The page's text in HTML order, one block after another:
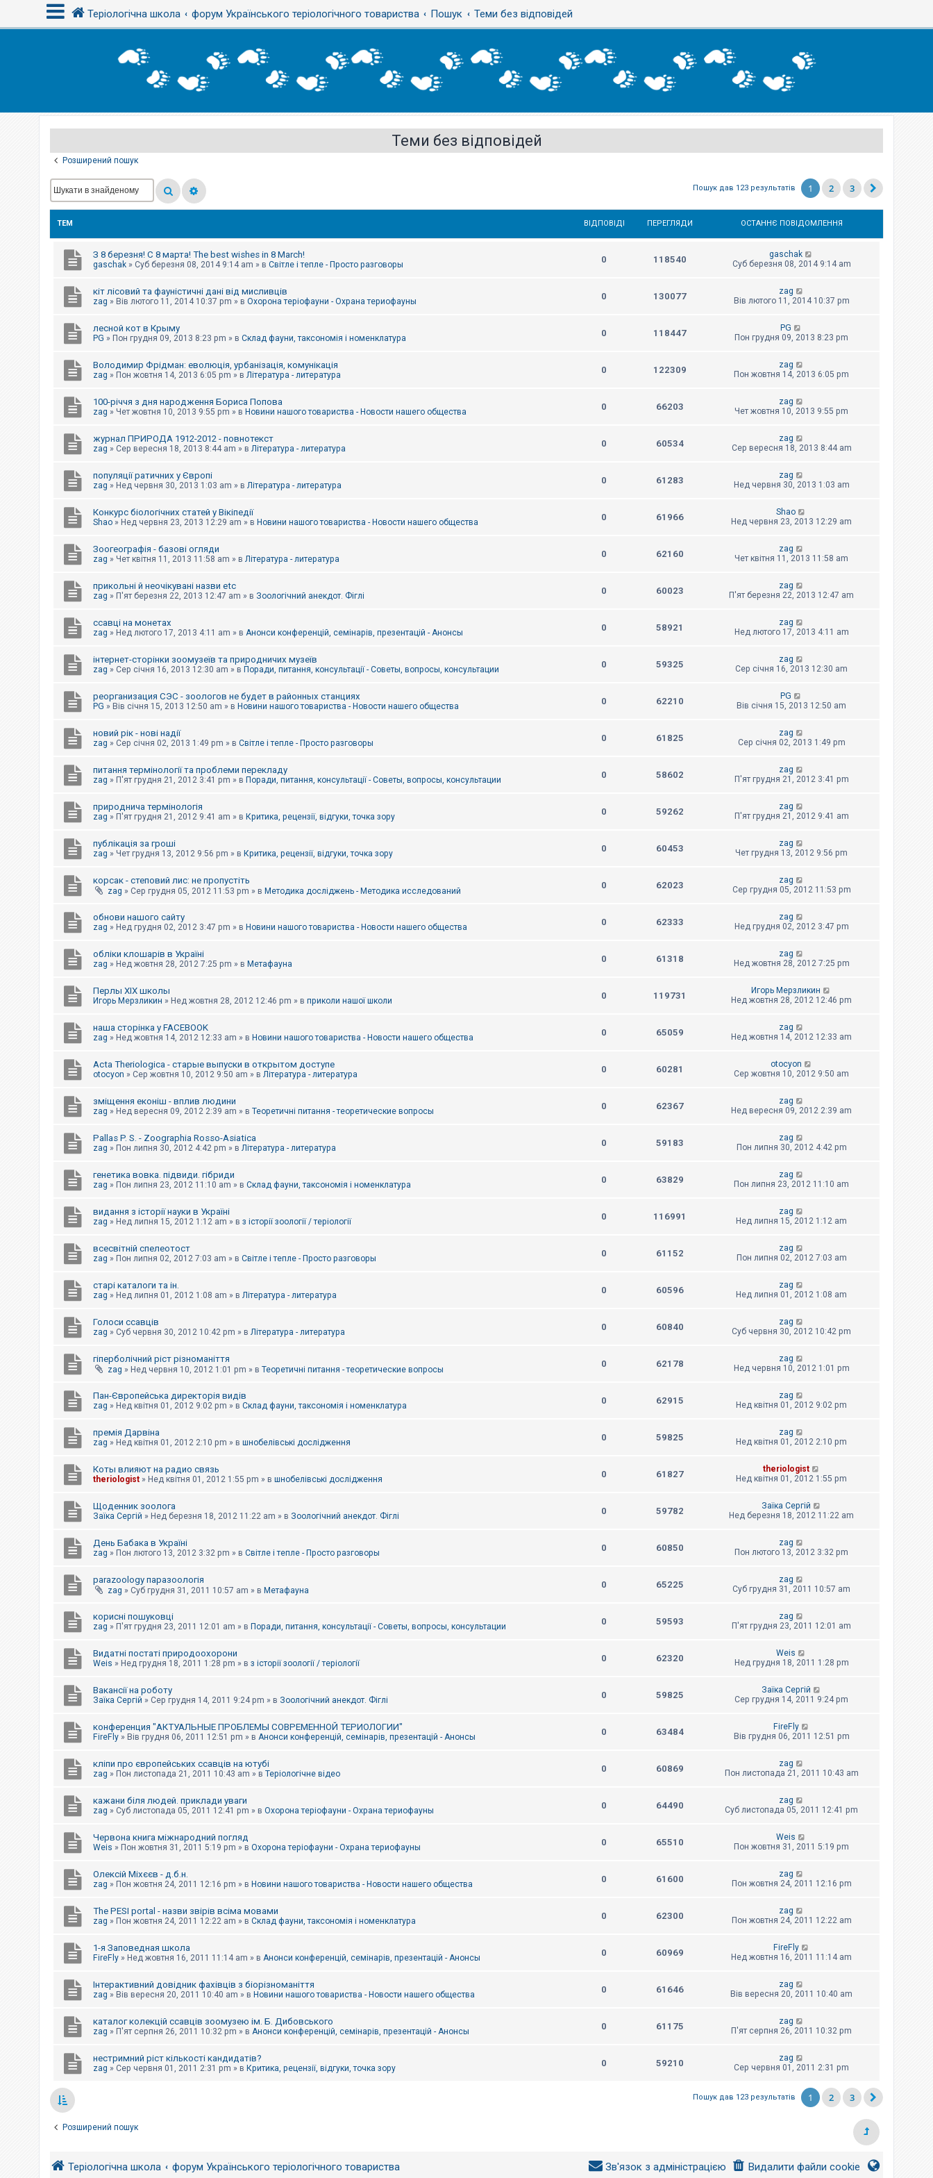
Теріологічна школа форум Українського теріологічного товариства Пошук Теми без відповідей
Теми без відповідей
Розширений пошук
Пошук дав 123 результатів 1 2 3
ТЕМ ВІДПОВІДІ ПЕРЕГЛЯДИ ОСТАННЄ ПОВІДОМЛЕННЯ
З 8 березня! С 8 марта! The best wishes in 8 March!
gaschak » Суб березня 08, 2014 9:14 am » в Світле і тепле - Просто разговоры 0 118540
gaschak
Суб березня 08, 2014 9:14 am
кіт лісовий та фауністичні дані від мисливців
zag » Вів лютого 11, 2014 10:37 pm » в Охорона теріофауни - Охрана териофауны 0 130077
zag
Вів лютого 11, 2014 10:37 pm
лесной кот в Крыму
PG » Пон грудня 09, 2013 8:23 pm » в Склад фауни, таксономія і номенклатура 0 118447
PG
Пон грудня 09, 2013 8:23 pm
Володимир Фрідман: еволюція, урбанізація, комунікація
zag » Пон жовтня 14, 2013 6:05 pm » в Література - литература 0 122309
zag
Пон жовтня 14, 2013 6:05 pm
100-річчя з дня народження Бориса Попова
zag » Чет жовтня 10, 2013 9:55 pm » в Новини нашого товариства - Новости нашего общества 0 66203
zag
Чет жовтня 10, 2013 9:55 pm
журнал ПРИРОДА 1912-2012 - повнотекст
zag » Сер вересня 18, 2013 8:44 am » в Література - литература 0 60534
zag
Сер вересня 18, 2013 8:44 am
популяції ратичних у Європі
zag » Нед червня 30, 2013 1:03 am » в Література - литература 0 61283
zag
Нед червня 30, 2013 1:03 am
Конкурс біологічних статей у Вікіпедії
Shao » Нед червня 23, 2013 12:29 am » в Новини нашого товариства - Новости нашего общества 0 61966
Shao
Нед червня 23, 2013 12:29 am
Зоогеографія - базові огляди
zag » Чет квітня 11, 2013 11:58 am » в Література - литература 0 62160
zag
Чет квітня 11, 2013 11:58 am
прикольні й неочікувані назви etc
zag » П'ят березня 22, 2013 12:47 am » в Зоологічний анекдот. Фіглі 0 60023
zag
П'ят березня 22, 2013 12:47 am
ссавці на монетах
zag » Нед лютого 17, 2013 4:11 am » в Анонси конференцій, семінарів, презентацій - Анонсы 0 58921
zag
Нед лютого 17, 2013 4:11 am
інтернет-сторінки зоомузеїв та природничих музеїв
zag » Сер січня 16, 2013 12:30 am » в Поради, питання, консультації - Советы, вопросы, консультации 0 59325
zag
Сер січня 16, 2013 12:30 am
реорганизация СЭС - зоологов не будет в районных станциях
PG » Вів січня 15, 2013 12:50 am » в Новини нашого товариства - Новости нашего общества 0 62210
PG
Вів січня 15, 2013 12:50 am
новий рік - нові надії
zag » Сер січня 02, 2013 1:49 pm » в Світле і тепле - Просто разговоры 0 61825
zag
Сер січня 02, 2013 1:49 pm
питання термінології та проблеми перекладу
zag » П'ят грудня 21, 2012 3:41 pm » в Поради, питання, консультації - Советы, вопросы, консультации 0 58602
zag
П'ят грудня 21, 2012 3:41 pm
природнича термінологія
zag » П'ят грудня 21, 2012 9:41 am » в Критика, рецензії, відгуки, точка зору 0 59262
zag
П'ят грудня 21, 2012 9:41 am
публікація за гроші
zag » Чет грудня 13, 2012 9:56 pm » в Критика, рецензії, відгуки, точка зору 0 60453
zag
Чет грудня 13, 2012 9:56 pm
корсак - степовий лис: не пропустіть
zag » Сер грудня 05, 2012 11:53 pm » в Методика досліджень - Методика исследований
0 62023
zag
Сер грудня 05, 2012 11:53 pm
обнови нашого сайту
zag » Нед грудня 02, 2012 3:47 pm » в Новини нашого товариства - Новости нашего общества 0 62333
zag
Нед грудня 02, 2012 3:47 pm
обліки клошарів в Україні
zag » Нед жовтня 28, 2012 7:25 pm » в Метафауна 0 61318
zag
Нед жовтня 28, 2012 7:25 pm
Перлы ХІХ школы
Игорь Мерзликин » Нед жовтня 28, 2012 12:46 pm » в приколи нашої школи 0 119731
Игорь Мерзликин
Нед жовтня 28, 2012 12:46 pm
наша сторінка у FACEBOOK
zag » Нед жовтня 14, 2012 12:33 am » в Новини нашого товариства - Новости нашего общества 0 65059
zag
Нед жовтня 14, 2012 12:33 am
Acta Theriologica - старые выпуски в открытом доступе
otocyon » Сер жовтня 10, 2012 9:50 am » в Література - литература 0 60281
otocyon
Сер жовтня 10, 2012 9:50 am
зміщення еконіш - вплив людини
zag » Нед вересня 09, 2012 2:39 am » в Теоретичні питання - теоретические вопросы 0 62367
zag
Нед вересня 09, 2012 2:39 am
Pallas P. S. - Zoographia Rosso-Asiatica
zag » Пон липня 30, 2012 4:42 pm » в Література - литература 0 59183
zag
Пон липня 30, 2012 4:42 pm
генетика вовка. підвиди. гібриди
zag » Пон липня 23, 2012 11:10 am » в Склад фауни, таксономія і номенклатура 0 63829
zag
Пон липня 23, 2012 11:10 am
видання з історії науки в Україні
zag » Нед липня 15, 2012 1:12 am » в з історії зоології / теріології 0 116991
zag
Нед липня 15, 2012 1:12 am
всесвітній спелеотост
zag » Пон липня 02, 2012 7:03 am » в Світле і тепле - Просто разговоры 0 61152
zag
Пон липня 02, 2012 7:03 am
старі каталоги та ін.
zag » Нед липня 01, 2012 1:08 am » в Література - литература 0 60596
zag
Нед липня 01, 2012 1:08 am
Голоси ссавців
zag » Суб червня 30, 2012 10:42 pm » в Література - литература 0 60840
zag
Суб червня 30, 2012 10:42 pm
гіперболічний ріст різноманіття
zag » Нед червня 10, 2012 1:01 pm » в Теоретичні питання - теоретические вопросы
0 62178
zag
Нед червня 10, 2012 1:01 pm
Пан-Європейська директорія видів
zag » Нед квітня 01, 2012 9:02 pm » в Склад фауни, таксономія і номенклатура 0 62915
zag
Нед квітня 01, 2012 9:02 pm
премія Дарвіна
zag » Нед квітня 01, 2012 2:10 pm » в шнобелівські дослідження 0 59825
zag
Нед квітня 01, 2012 2:10 pm
Коты влияют на радио связь
theriologist » Нед квітня 01, 2012 1:55 pm » в шнобелівські дослідження 0 61827
theriologist
Нед квітня 01, 2012 1:55 pm
Щоденник зоолога
Заїка Сергій » Нед березня 18, 2012 11:22 am » в Зоологічний анекдот. Фіглі 0 59782
Заїка Сергій
Нед березня 18, 2012 11:22 am
День Бабака в Україні
zag » Пон лютого 13, 2012 3:32 pm » в Світле і тепле - Просто разговоры 0 60850
zag
Пон лютого 13, 2012 3:32 pm
parazoology паразоологія
zag » Суб грудня 31, 2011 10:57 am » в Метафауна
0 65225
zag
Суб грудня 31, 2011 10:57 am
корисні пошуковці
zag » П'ят грудня 23, 2011 12:01 am » в Поради, питання, консультації - Советы, вопросы, консультации 0 59593
zag
П'ят грудня 23, 2011 12:01 am
Видатні постаті природоохорони
Weis » Нед грудня 18, 2011 1:28 pm » в з історії зоології / теріології 0 62320
Weis
Нед грудня 18, 2011 1:28 pm
Вакансії на роботу
Заїка Сергій » Сер грудня 14, 2011 9:24 pm » в Зоологічний анекдот. Фіглі 0 59825
Заїка Сергій
Сер грудня 14, 2011 9:24 pm
конференция "АКТУАЛЬНЫЕ ПРОБЛЕМЫ СОВРЕМЕННОЙ ТЕРИОЛОГИИ"
FireFly » Вів грудня 06, 2011 12:51 pm » в Анонси конференцій, семінарів, презентацій - Анонсы 0 63484
FireFly
Вів грудня 06, 2011 12:51 pm
кліпи про європейських ссавців на ютубі
zag » Пон листопада 21, 2011 10:43 am » в Теріологічне відео 0 60869
zag
Пон листопада 21, 2011 10:43 am
кажани біля людей. приклади уваги
zag » Суб листопада 05, 2011 12:41 pm » в Охорона теріофауни - Охрана териофауны 0 64490
zag
Суб листопада 05, 2011 12:41 pm
Червона книга міжнародний погляд
Weis » Пон жовтня 31, 2011 5:19 pm » в Охорона теріофауни - Охрана териофауны 0 65510
Weis
Пон жовтня 31, 2011 5:19 pm
Олексій Міхєєв - д.б.н.
zag » Пон жовтня 24, 2011 12:16 pm » в Новини нашого товариства - Новости нашего общества 0 61600
zag
Пон жовтня 24, 2011 12:16 pm
The PESI portal - назви звірів всіма мовами
zag » Пон жовтня 24, 2011 12:22 am » в Склад фауни, таксономія і номенклатура 0 62300
zag
Пон жовтня 24, 2011 12:22 am
1-я Заповедная школа
FireFly » Нед жовтня 16, 2011 11:14 am » в Анонси конференцій, семінарів, презентацій - Анонсы 0 60969
FireFly
Нед жовтня 16, 2011 11:14 am
Інтерактивний довідник фахівців з біорізноманіття
zag » Вів вересня 20, 2011 10:40 am » в Новини нашого товариства - Новости нашего общества 0 61646
zag
Вів вересня 20, 2011 10:40 am
каталог колекцій ссавців зоомузею ім. Б. Дибовського
zag » П'ят серпня 26, 2011 10:32 pm » в Анонси конференцій, семінарів, презентацій - Анонсы 0 61175
zag
П'ят серпня 26, 2011 10:32 pm
нестримний ріст кількості кандидатів?
zag » Сер червня 01, 2011 2:31 pm » в Критика, рецензії, відгуки, точка зору 0 59210
zag
Сер червня 01, 2011 2:31 pm
Пошук дав 123 результатів 1 2 3
Розширений пошук
Теріологічна школа форум Українського теріологічного товариства Видалити файли cookie
Зв'язок з адміністрацією